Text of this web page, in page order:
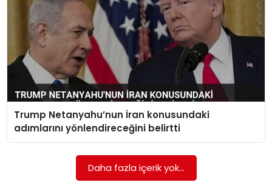
Trump Netanyahu’nun İran konusundaki
adımlarını yönlendireceğini belirtti
Daha fazla içerik yok...